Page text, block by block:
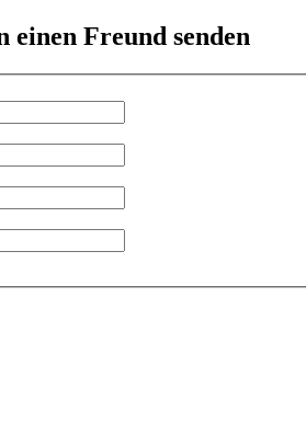
Freund senden